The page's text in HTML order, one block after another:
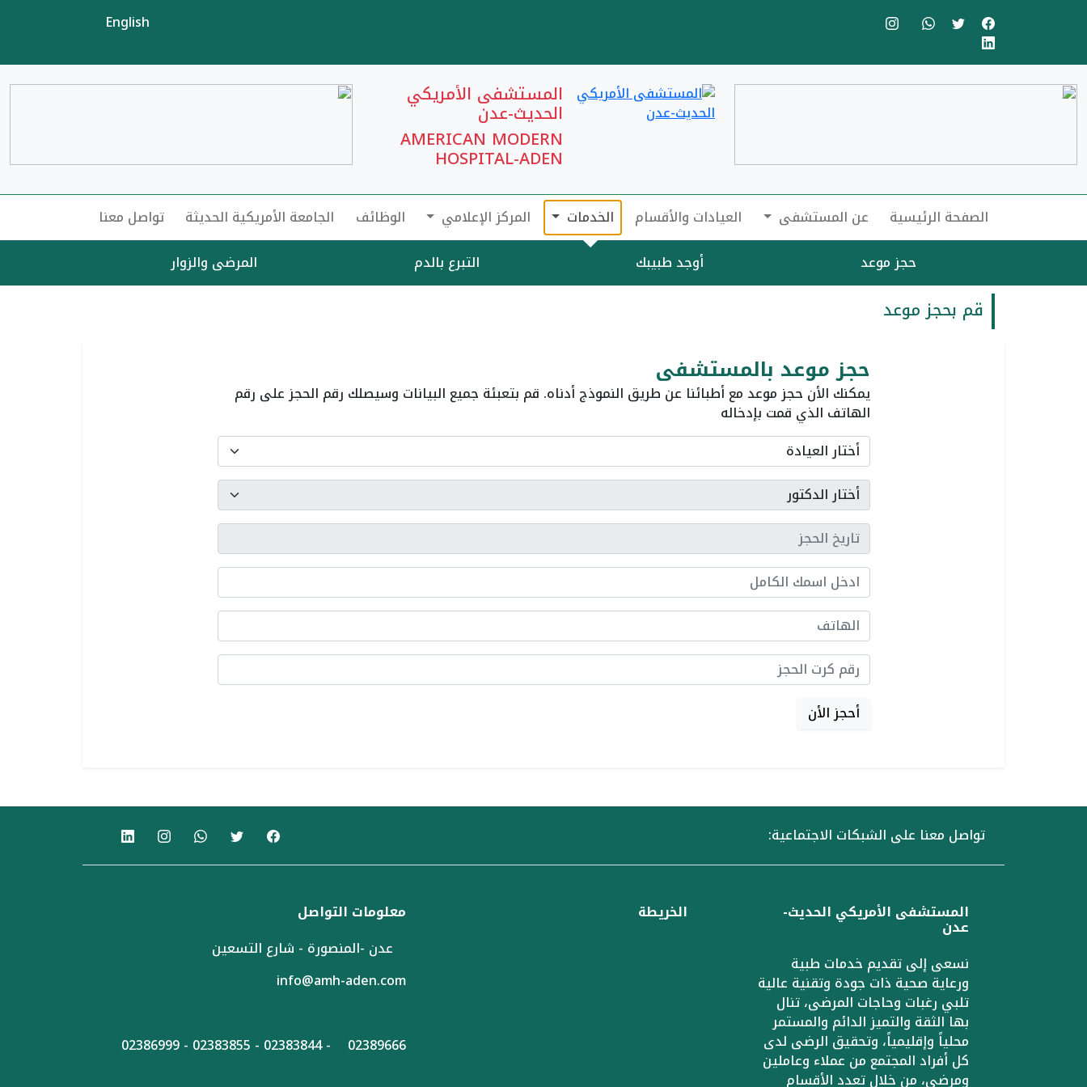
English
المستشفى الأمريكي
الحديث-عدن
AMERICAN MODERN
HOSPITAL-ADEN
الصفحة الرئيسية عن المستشفى العيادات والأقسام
الخدمات
حجز موعد
أوجد طبيبك التبرع بالدم المرضى والزوار
المركز الإعلامي الوظائف الجامعة الأمريكية الحديثة تواصل معنا
قم بحجز موعد
حجز موعد بالمستشفى
يمكنك الأن حجز موعد مع أطبائنا عن طريق النموذج أدناه. قم بتعبئة جميع البيانات وسيصلك رقم الحجز على رقم
الهاتف الذي قمت بإدخاله
أحجز الأن
تواصل معنا على الشبكات الاجتماعية:
المستشفى الأمريكي الحديث-
عدن
نسعى إلى تقديم خدمات طبية
ورعاية صحية ذات جودة وتقنية عالية
تلبي رغبات وحاجات المرضى، تنال
بها الثقة والتميز الدائم والمستمر
محلياً وإقليمياً، وتحقيق الرضى لدى
كل أفراد المجتمع من عملاء وعاملين
ومرضى، من خلال تعدد الأقسام
الخريطة
معلومات التواصل
عدن -المنصورة - شارع التسعين
info@amh-aden.com
02389666 - 02383844 - 02383855 - 02386999